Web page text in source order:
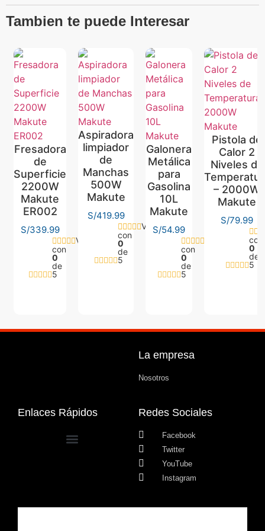
Tambien te puede Interesar
Fresadora
de
Superficie
2200W
Makute
ER002
S/339.99
Valorado
con
0
de
5
Aspiradora
limpiador
de
Manchas
500W
Makute
S/419.99
Valorado
con
0
de
5
Galonera
Metálica
para
Gasolina
10L
Makute
S/54.99
con
0
de
5
Pistola de
Calor 2
Niveles de
– 2000W
Makute
S/79.99
con
0
de
5
La empresa
Nosotros
Enlaces Rápidos Redes Sociales
Facebook
Twitter
YouTube
Instagram